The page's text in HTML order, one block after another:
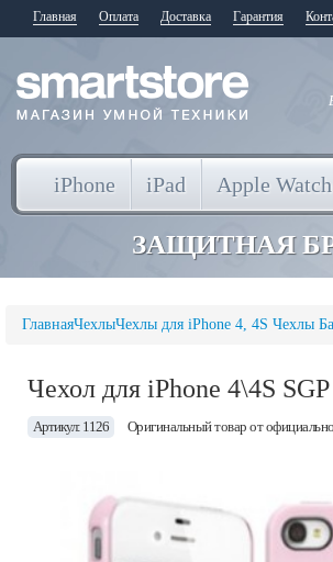
Главная Оплата Доставка Гарантия
iPhone iPad Apple Watch
ЗАЩИТНАЯ
ГлавнаяЧехлыЧехлы для iPhone 4, 4S Чехлы
Чехол для iPhone 4\4S
Артикул: 1126 Оригинальный товар от